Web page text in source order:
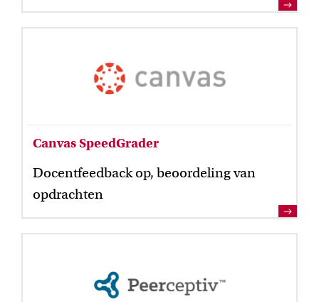
Inspiratie van collega-docenten
Lees Teacher Stories van collega-docenten.
Onderwijsinnovatie en beurzen
Canvas SpeedGrader
Docentfeedback op, beoordeling van
opdrachten